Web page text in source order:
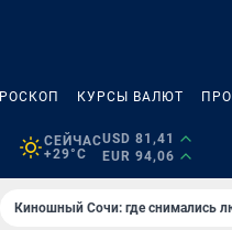
КУРСЫ ВАЛЮТ
СЕЙЧАС
+29°C
USD 81,41
EUR 94,06
Киношный Сочи: где снимались